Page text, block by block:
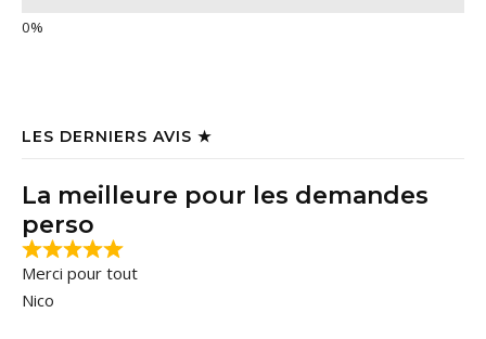
LES DERNIERS AVIS ★
La meilleure pour les demandes
perso
Merci pour tout
Nico